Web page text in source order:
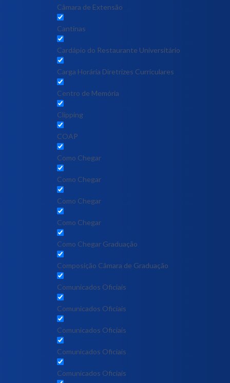
Câmara de Extensão
Cantinas
Cardápio do Restaurante Universitário
Carga Horária Diretrizes Curriculares
Centro de Memória
Clipping
COAP
Como Chegar
Como Chegar
Como Chegar
Como Chegar
Como Chegar Graduação
Composição Câmara de Graduação
Comunicados Oficiais
Comunicados Oficiais
Comunicados Oficiais
Comunicados Oficiais
Comunicados Oficiais